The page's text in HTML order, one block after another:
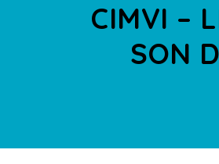
CIMVI –
SON